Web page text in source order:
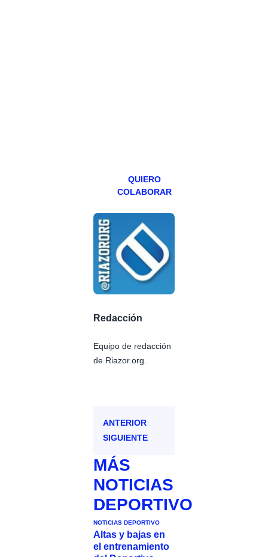
QUIERO
COLABORAR
Redacción
Equipo de redacción
de Riazor.org.
ANTERIOR
SIGUIENTE
MÁS
NOTICIAS
DEPORTIVO
NOTICIAS DEPORTIVO
Altas y bajas en
el entrenamiento